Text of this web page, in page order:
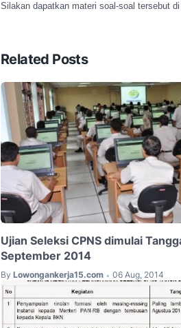
Silakan dapatkan materi soal-soal tersebut
Related Posts
Ujian Seleksi CPNS dimulai
September 2014
By Lowongankerja15.com • 06 Aug, 2014